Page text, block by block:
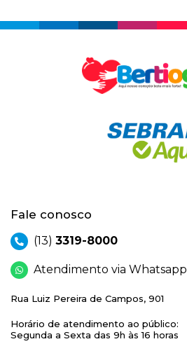
Fale conosco
(13) 3319-8000
Atendimento via Whatsapp
Rua Luiz Pereira de Campos, 901
Horário de atendimento ao público:
Segunda a Sexta das 9h às 16 horas